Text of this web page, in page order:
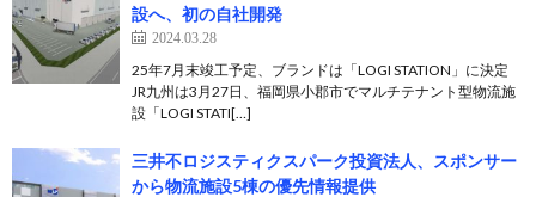
設へ、初の自社開発
2024.03.28
25年7月末竣工予定、ブランドは「LOGI STATION」に決定
JR九州は3月27日、福岡県小郡市でマルチテナント型物流施
設「LOGI STATI[…]
三井不ロジスティクスパーク投資法人、スポンサー
から物流施設5棟の優先情報提供